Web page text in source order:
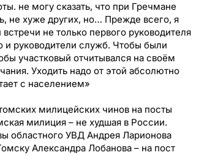
не могу сказать, что при Гречмане
не хуже других, но… Прежде всего, я
не только первого руководителя
руководители служб. Чтобы были
участковый отчитывался на своём
Уходить надо от этой абсолютно
с населением»
милицейских чинов на посты
милиция – не худшая в России.
областного УВД Андрея Ларионова
Александра Лобанова – на пост